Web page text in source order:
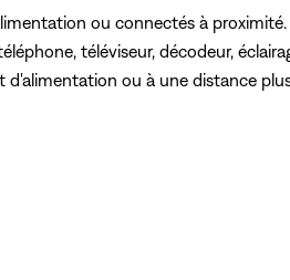
ou connectés à proximité.
téléviseur, décodeur,
ou à une distance